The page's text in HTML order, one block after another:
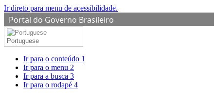
Ir direto para menu de acessibilidade.
Portal do Governo Brasileiro
Portuguese
Ir para o conteúdo 1
Ir para o menu 2
Ir para a busca 3
Ir para o rodapé 4